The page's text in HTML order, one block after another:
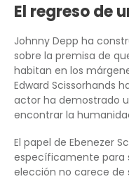
El regreso de
Johnny Depp ha
sobre la premisa de
habitan en los
Edward Scissorhands
actor ha demostrado
encontrar la
El papel de Ebenezer
específicamente para
elección no carece de